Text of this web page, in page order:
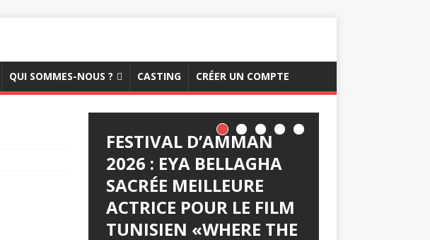
QUI SOMMES-NOUS ? CASTING CRÉER UN COMPTE
FESTIVAL D’AMMAN
2026 : EYA BELLAGHA
SACRÉE MEILLEURE
ACTRICE POUR LE FILM
TUNISIEN «WHERE THE